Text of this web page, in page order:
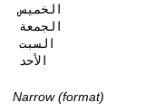
الخميس
الجمعة
السبت
الأحد
Narrow (format)